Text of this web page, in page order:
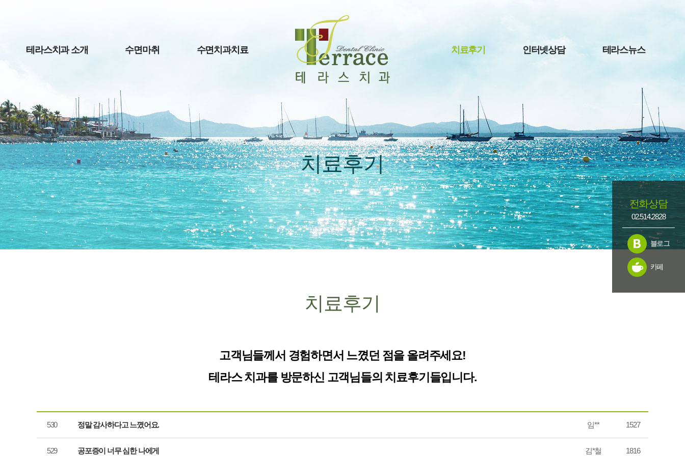
테라스치과 소개 수면마취 수면치과치료 치료후기 인터넷상담 테라스뉴스
전화상담
02.514.2828
블로그
카페
치료후기
치료후기
고객님들께서 경험하면서 느꼈던 점을 올려주세요!
테라스 치과를 방문하신 고객님들의 치료후기들입니다.
530 정말 감사하다고 느꼈어요. 임** 1527
529 공포증이 너무 심한 나에게 김*철 1816